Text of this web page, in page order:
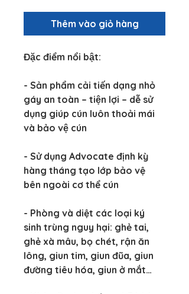
Thêm vào giỏ hàng
Đặc điểm nổi bật:
- Sản phẩm cải tiến dạng nhỏ
gáy an toàn – tiện lợi – dễ sử
dụng giúp cún luôn thoải mái
và bảo vệ cún
- Sử dụng Advocate định kỳ
hàng tháng tạo lớp bảo vệ
bên ngoài cơ thể cún
- Phòng và diệt các loại ký
sinh trùng nguy hại: ghẻ tai,
ghẻ xà mâu, bọ chét, rận ăn
lông, giun tim, giun đũa, giun
đường tiêu hóa, giun ở mắt…